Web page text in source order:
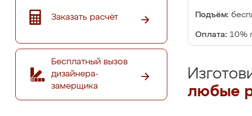
Заказать расчёт
Бесплатный вызов
дизайнера-
замерщика
Подъём:
Оплата: 10%
любые